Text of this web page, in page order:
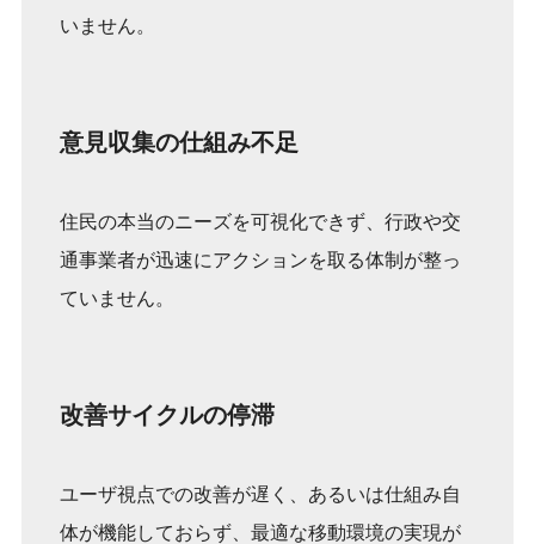
いません。
意見収集の仕組み不足
住民の本当のニーズを可視化できず、行政や交
通事業者が迅速にアクションを取る体制が整っ
ていません。
改善サイクルの停滞
ユーザ視点での改善が遅く、あるいは仕組み自
体が機能しておらず、最適な移動環境の実現が